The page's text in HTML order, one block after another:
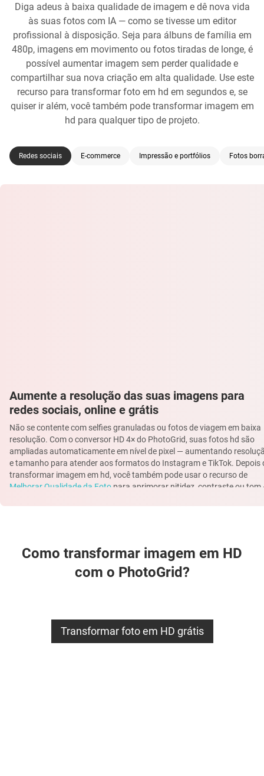
Diga adeus à baixa qualidade de imagem e dê nova vida
às suas fotos com IA — como se tivesse um editor
profissional à disposição. Seja para álbuns de família em
480p, imagens em movimento ou fotos tiradas de longe, é
possível aumentar imagem sem perder qualidade e
compartilhar sua nova criação em alta qualidade. Use este
recurso para transformar foto em hd em segundos e, se
quiser ir além, você também pode transformar imagem em
hd para qualquer tipo de projeto.
Redes sociais E-commerce Impressão e portfólios Fotos
Aumente a resolução das suas imagens para
redes sociais, online e grátis
Não se contente com selfies granuladas ou fotos de viagem em baixa
resolução. Com o conversor HD 4× do PhotoGrid, suas fotos hd são
ampliadas automaticamente em nível de pixel — aumentando
e tamanho para atender aos formatos do Instagram e TikTok. Depois
transformar imagem em hd, você também pode usar o recurso de
Melhorar Qualidade da Foto para aprimorar nitidez, contraste ou tom
Como transformar imagem em HD
com o PhotoGrid?
Transformar foto em HD grátis